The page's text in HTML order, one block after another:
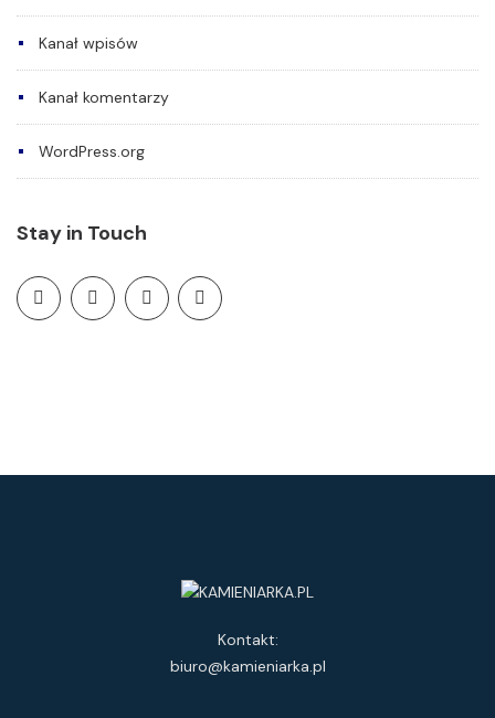
Kanał wpisów
Kanał komentarzy
WordPress.org
Stay in Touch
Kontakt:
biuro@kamieniarka.pl